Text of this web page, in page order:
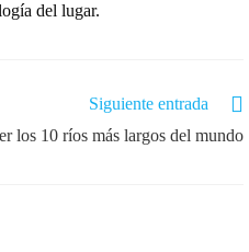
del lugar.
Siguiente entrada
los 10 ríos más largos del mundo